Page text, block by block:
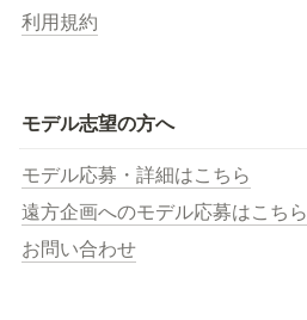
利用規約
モデル志望の方へ
モデル応募・詳細はこちら
遠方企画へのモデル応募はこちら
お問い合わせ